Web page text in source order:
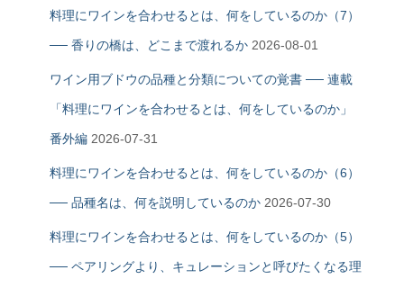
料理にワインを合わせるとは、何をしているのか（7）
── 香りの橋は、どこまで渡れるか 2026-08-01
ワイン用ブドウの品種と分類についての覚書 ── 連載
「料理にワインを合わせるとは、何をしているのか」
番外編 2026-07-31
料理にワインを合わせるとは、何をしているのか（6）
── 品種名は、何を説明しているのか 2026-07-30
料理にワインを合わせるとは、何をしているのか（5）
── ペアリングより、キュレーションと呼びたくなる理